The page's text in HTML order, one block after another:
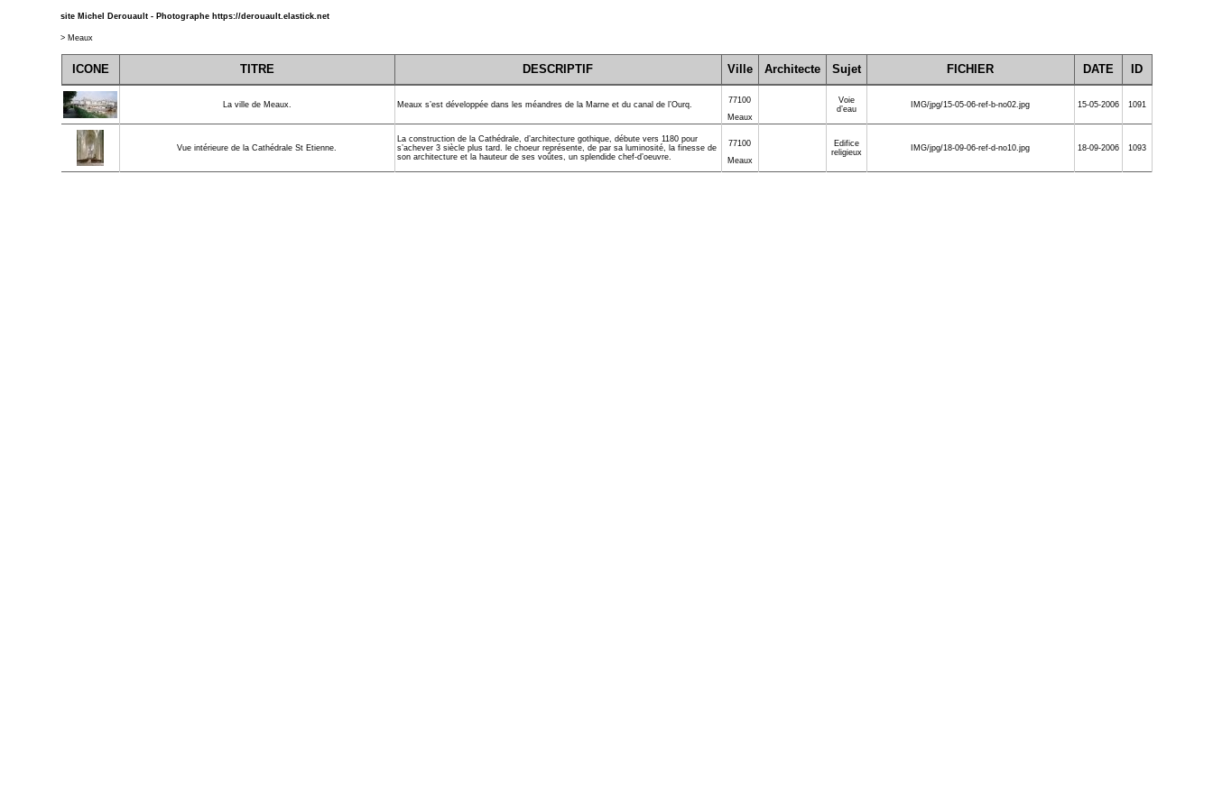
site Michel Derouault - Photographe https://derouault.elastick.net
> Meaux
ICONE TITRE DESCRIPTIF Ville Architecte Sujet FICHIER DATE ID
La ville de Meaux. Meaux s’est développée dans les méandres de la Marne et du canal de l’Ourq.
77100
Meaux
Voie
d’eau
IMG/jpg/15-05-06-ref-b-no02.jpg 15-05-2006 1091
Vue intérieure de la Cathédrale St Etienne.
La construction de la Cathédrale, d’architecture gothique, débute vers 1180 pour
s’achever 3 siècle plus tard. le choeur représente, de par sa luminosité, la finesse de
son architecture et la hauteur de ses voûtes, un splendide chef-d’oeuvre.
77100
Meaux
Edifice
religieux
IMG/jpg/18-09-06-ref-d-no10.jpg 18-09-2006 1093